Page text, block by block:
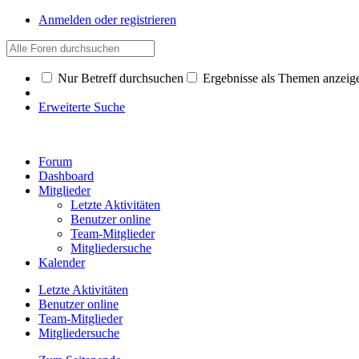
Anmelden oder registrieren
Nur Betreff durchsuchen Ergebnisse als Themen
Erweiterte Suche
Forum
Dashboard
Mitglieder
Letzte Aktivitäten
Benutzer online
Team-Mitglieder
Mitgliedersuche
Kalender
Letzte Aktivitäten
Benutzer online
Team-Mitglieder
Mitgliedersuche